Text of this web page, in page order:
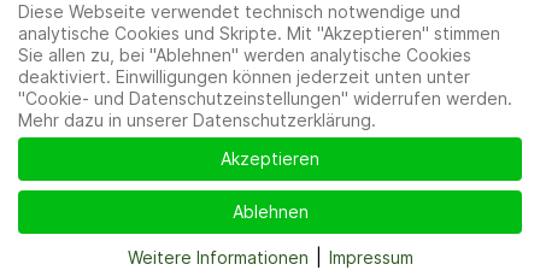
Mitglieder|Impressum|Datenschutzerklärung|Cookie-
und Datenschutzeinstellungen
Diese Webseite verwendet technisch notwendige und
analytische Cookies und Skripte. Mit "Akzeptieren" stimmen
Sie allen zu, bei "Ablehnen" werden analytische Cookies
deaktiviert. Einwilligungen können jederzeit unten unter
"Cookie- und Datenschutzeinstellungen" widerrufen werden.
Mehr dazu in unserer Datenschutzerklärung.
Akzeptieren
Ablehnen
Weitere Informationen Impressum